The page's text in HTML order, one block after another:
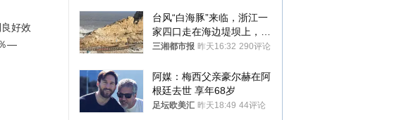
好效
—
台风“白海豚”来临，浙江一
家四口走在海边堤坝上，其
中9岁男孩被巨浪卷入海
三湘都市报 昨天16:32 290评论
阿媒：梅西父亲豪尔赫在阿
根廷去世 享年68岁
足坛欧美汇 昨天18:49 44评论